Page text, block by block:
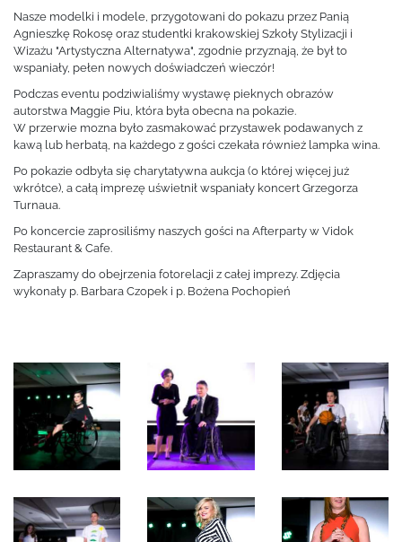
Nasze modelki i modele, przygotowani do pokazu przez Panią
Agnieszkę Rokosę oraz studentki krakowskiej Szkoły Stylizacji i
Wizażu "Artystyczna Alternatywa", zgodnie przyznają, że był to
wspaniały, pełen nowych doświadczeń wieczór!
Podczas eventu podziwialiśmy wystawę pieknych obrazów
autorstwa Maggie Piu, która była obecna na pokazie.
W przerwie mozna było zasmakować przystawek podawanych z
kawą lub herbatą, na każdego z gości czekała również lampka wina.
Po pokazie odbyła się charytatywna aukcja (o której więcej już
wkrótce), a całą imprezę uświetnił wspaniały koncert Grzegorza
Turnaua.
Po koncercie zaprosiliśmy naszych gości na Afterparty w Vidok
Restaurant & Cafe.
Zapraszamy do obejrzenia fotorelacji z całej imprezy. Zdjęcia
wykonały p. Barbara Czopek i p. Bożena Pochopień